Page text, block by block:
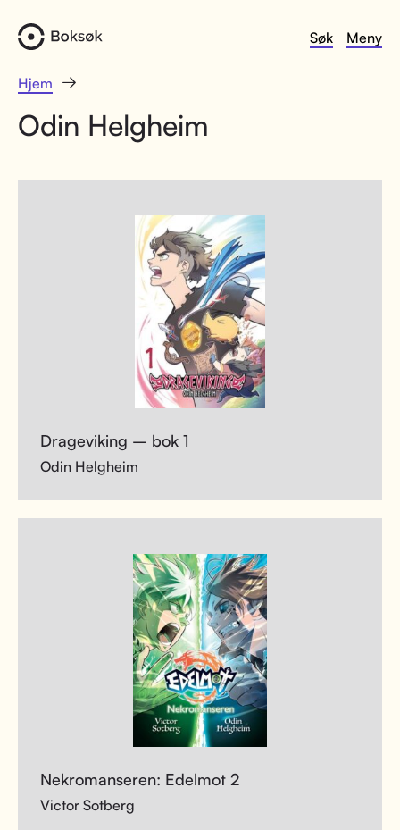
Søk Meny
Hjem
Odin Helgheim
Drageviking – bok 1
Odin Helgheim
Nekromanseren: Edelmot 2
Victor Sotberg